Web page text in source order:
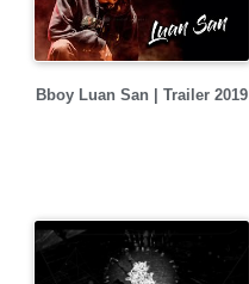
Bboy Luan San | Trailer 2019